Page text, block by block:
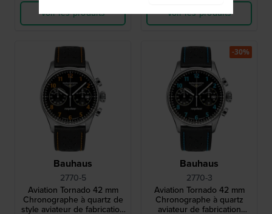
Voir les produits
Voir les produits
Bauhaus
2770-5
Aviation Tornado 42 mm
Chronographe à quartz de
style aviateur de fabrication
Bauhaus
2770-3
Aviation Tornado 42 mm
Chronographe à quartz
aviateur de fabrication
-30%